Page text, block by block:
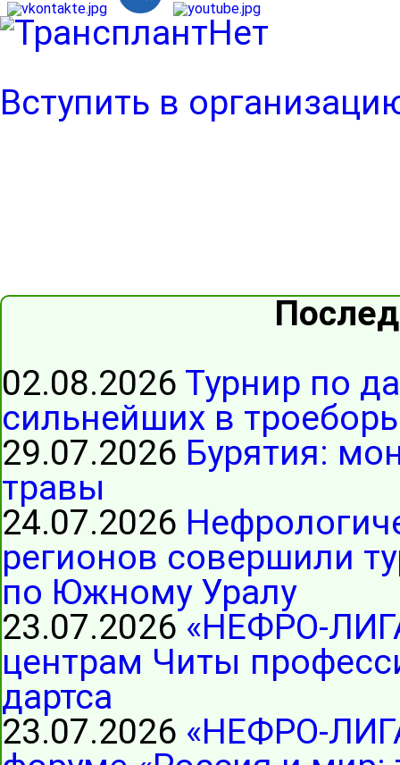
Вступить в
02.08.2026 Турнир по
сильнейших в
29.07.2026 Бурятия:
травы
24.07.2026
регионов совершили
по Южному Уралу
23.07.2026 «НЕФРО-
центрам Читы
дартса
23.07.2026 «НЕФРО-